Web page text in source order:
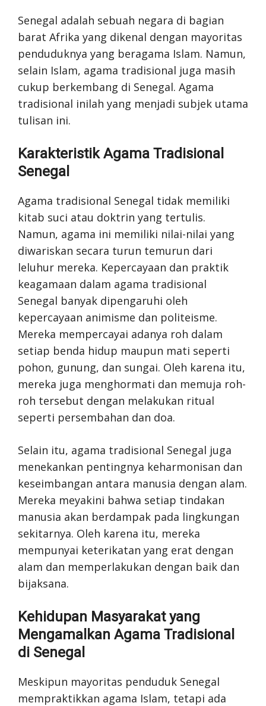
Senegal adalah sebuah negara di bagian
barat Afrika yang dikenal dengan mayoritas
penduduknya yang beragama Islam. Namun,
selain Islam, agama tradisional juga masih
cukup berkembang di Senegal. Agama
tradisional inilah yang menjadi subjek utama
tulisan ini.
Karakteristik Agama Tradisional
Senegal
Agama tradisional Senegal tidak memiliki
kitab suci atau doktrin yang tertulis.
Namun, agama ini memiliki nilai-nilai yang
diwariskan secara turun temurun dari
leluhur mereka. Kepercayaan dan praktik
keagamaan dalam agama tradisional
Senegal banyak dipengaruhi oleh
kepercayaan animisme dan politeisme.
Mereka mempercayai adanya roh dalam
setiap benda hidup maupun mati seperti
pohon, gunung, dan sungai. Oleh karena itu,
mereka juga menghormati dan memuja roh-
roh tersebut dengan melakukan ritual
seperti persembahan dan doa.
Selain itu, agama tradisional Senegal juga
menekankan pentingnya keharmonisan dan
keseimbangan antara manusia dengan alam.
Mereka meyakini bahwa setiap tindakan
manusia akan berdampak pada lingkungan
sekitarnya. Oleh karena itu, mereka
mempunyai keterikatan yang erat dengan
alam dan memperlakukan dengan baik dan
bijaksana.
Kehidupan Masyarakat yang
Mengamalkan Agama Tradisional
di Senegal
Meskipun mayoritas penduduk Senegal
mempraktikkan agama Islam, tetapi ada